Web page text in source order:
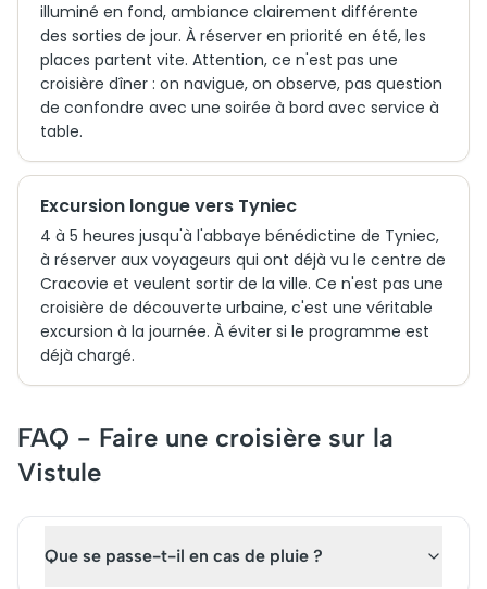
illuminé en fond, ambiance clairement différente
des sorties de jour. À réserver en priorité en été, les
places partent vite. Attention, ce n'est pas une
croisière dîner : on navigue, on observe, pas question
de confondre avec une soirée à bord avec service à
table.
Excursion longue vers Tyniec
4 à 5 heures jusqu'à l'abbaye bénédictine de Tyniec,
à réserver aux voyageurs qui ont déjà vu le centre de
Cracovie et veulent sortir de la ville. Ce n'est pas une
croisière de découverte urbaine, c'est une véritable
excursion à la journée. À éviter si le programme est
déjà chargé.
FAQ - Faire une croisière sur la
Vistule
Que se passe-t-il en cas de pluie ?